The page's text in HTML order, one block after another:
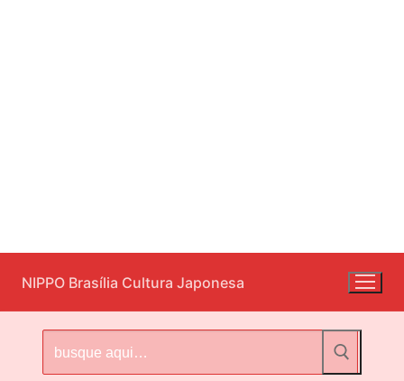
para
o
conteúdo
NIPPO Brasília Cultura Japonesa
por: